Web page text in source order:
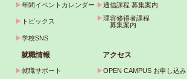
▶年間イベントカレンダー ▶通信課程 募集案内
▶ トピックス ▶理容修得者課程
募集案内
▶学校SNS
就職情報 アクセス
▶就職サポート ▶OPEN CAMPUS お申し込み